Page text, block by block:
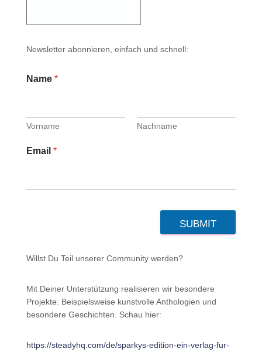
Newsletter abonnieren, einfach und schnell:
Name *
Vorname Nachname
Email *
SUBMIT
Willst Du Teil unserer Community werden?
Mit Deiner Unterstützung realisieren wir besondere
Projekte. Beispielsweise kunstvolle Anthologien und
besondere Geschichten. Schau hier:
https://steadyhq.com/de/sparkys-edition-ein-verlag-fur-